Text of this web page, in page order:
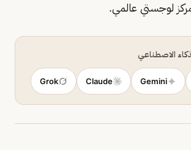
لوجستي عالمي.
الاصطناعي
Gemini
Claude
Grok